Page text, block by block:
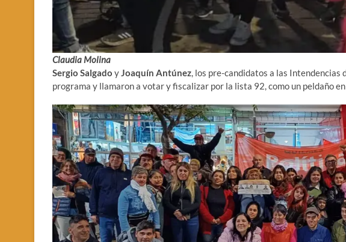
Claudia Molina
Sergio Salgado yJoaquín Antúnez, los pre-candidatos a las Intendencias
programa y llamaron a votar y fiscalizar por la lista 92, como un peldaño